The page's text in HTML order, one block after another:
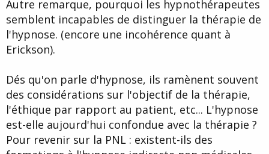
Autre remarque, pourquoi les hypnothérapeutes
semblent incapables de distinguer la thérapie de
l'hypnose. (encore une incohérence quant à
Erickson).
Dés qu'on parle d'hypnose, ils ramènent souvent
des considérations sur l'objectif de la thérapie,
l'éthique par rapport au patient, etc... L'hypnose
est-elle aujourd'hui confondue avec la thérapie ?
Pour revenir sur la PNL : existent-ils des